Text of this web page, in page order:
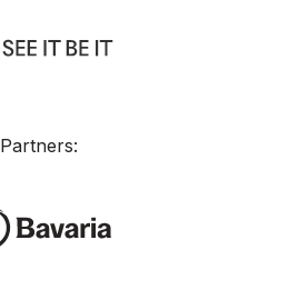
Partners: